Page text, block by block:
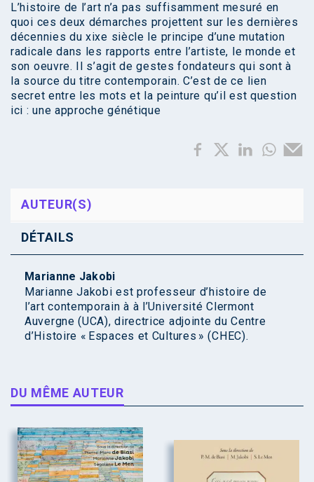
L’histoire de l’art n’a pas suffisamment mesuré en
quoi ces deux démarches projettent sur les dernières
décennies du xixe siècle le principe d’une mutation
radicale dans les rapports entre l’artiste, le monde et
son oeuvre. Il s’agit de gestes fondateurs qui sont à
la source du titre contemporain. C’est de ce lien
secret entre les mots et la peinture qu’il est question
ici : une approche génétique
AUTEUR(S)
DÉTAILS
Marianne Jakobi
Marianne Jakobi est professeur d’histoire de
l’art contemporain à à l’Université Clermont
Auvergne (UCA), directrice adjointe du Centre
d’Histoire « Espaces et Cultures » (CHEC).
DU MÊME AUTEUR